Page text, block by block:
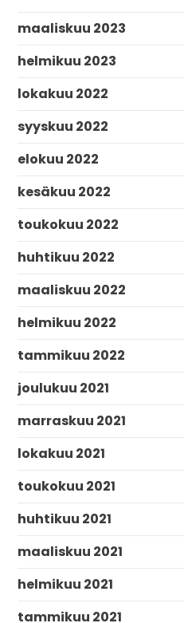
maaliskuu 2023
helmikuu 2023
lokakuu 2022
syyskuu 2022
elokuu 2022
kesäkuu 2022
toukokuu 2022
huhtikuu 2022
maaliskuu 2022
helmikuu 2022
tammikuu 2022
joulukuu 2021
marraskuu 2021
lokakuu 2021
toukokuu 2021
huhtikuu 2021
maaliskuu 2021
helmikuu 2021
tammikuu 2021